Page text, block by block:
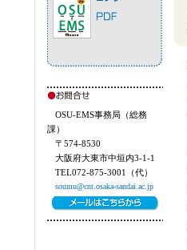
OSU-EMS事務局（総務
課）
〒574-8530
大阪府大東市中垣内3-1-1
TEL072-875-3001（代）
soumu@cnt.osaka-sandai.ac.jp